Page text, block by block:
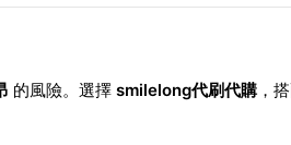
的風險。選擇 smilelong代刷代購，